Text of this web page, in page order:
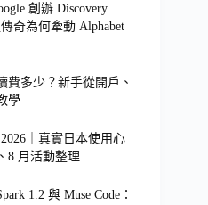
創辦 Discovery
奇為何牽動 Alphabet
費多少？新手從開戶、
學
｜真實日本使用心
8 月活動整理
1.2 與 Muse Code：